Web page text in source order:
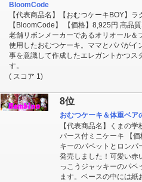
BloomCode
【代表商品名】【おむつケーキBOY】
【BloomCode】 【価格】8,925円 高品
老舗リボンメーカーであるオリオール＆
使用したおむつケーキ。ママとパパがイ
事を意識して作成したエレガントかつス
す。
( スコア 1)
8位
おむつケーキ＆体重ベ
【代表商品名】くまの
パース付ミニケーキ 【
キーのパペットとロンパ
発売しました！可愛い赤
っこうジャッキーのパ
ます。ベースの中には紙